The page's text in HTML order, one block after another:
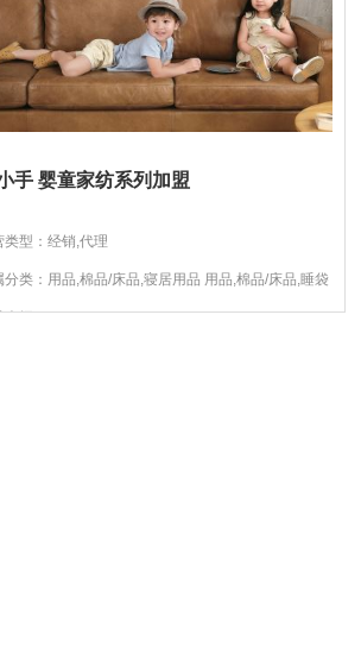
手 婴童家纺系列加盟
类型：经销,代理
分类：用品,棉品/床品,寝居用品 用品,棉品/床品,睡袋
介绍：